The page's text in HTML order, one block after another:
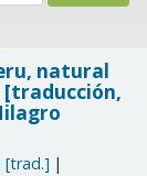
natural
[traducción,
[trad.]